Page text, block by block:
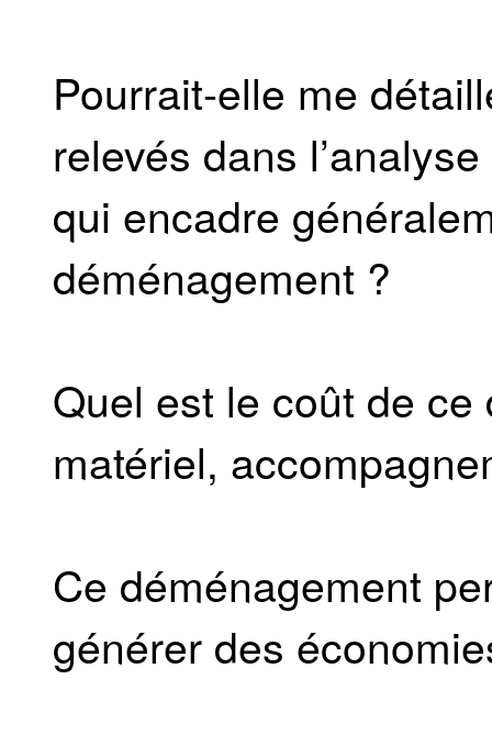
Pourrait-elle me
relevés dans
qui encadre
déménagement ?
Quel est le coût de
matériel,
Ce déménagement
générer des